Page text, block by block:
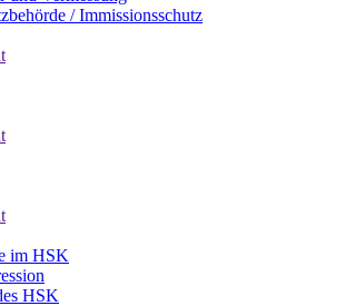
/ Immissionsschutz
im HSK
HSK